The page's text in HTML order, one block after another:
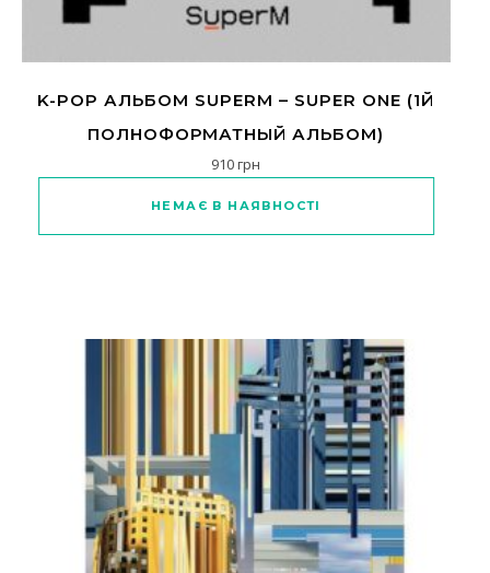
K-POP АЛЬБОМ SUPERM – SUPER ONE (1Й
ПОЛНОФОРМАТНЫЙ АЛЬБОМ)
910грн
НЕМАЄ В НАЯВНОСТІ